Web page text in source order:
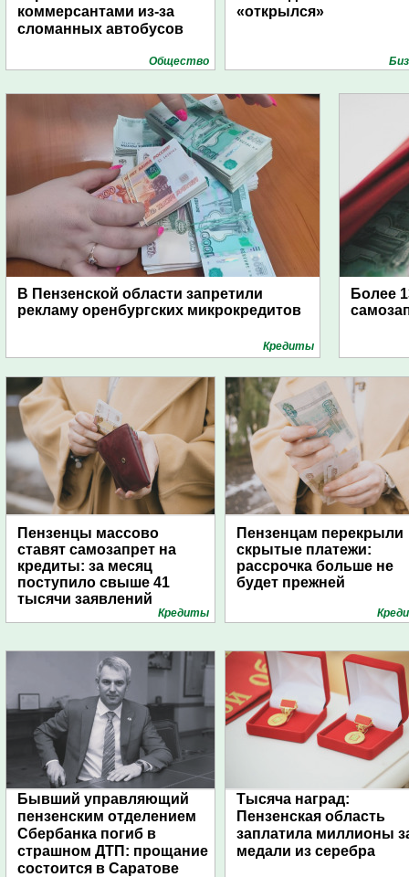
коммерсантами из-за
сломанных автобусов
Общество
«открылся»
В Пензенской области запретили
рекламу оренбургских микрокредитов
Кредиты
Более
Пензенцы массово
ставят самозапрет на
кредиты: за месяц
поступило свыше 41
тысячи заявлений
Кредиты
Пензенцам перекрыли
скрытые платежи:
рассрочка больше не
будет прежней
Бывший управляющий
пензенским отделением
Сбербанка погиб в
страшном ДТП: прощание
состоится в Саратове
Тысяча наград:
Пензенская область
заплатила миллионы
медали из серебра